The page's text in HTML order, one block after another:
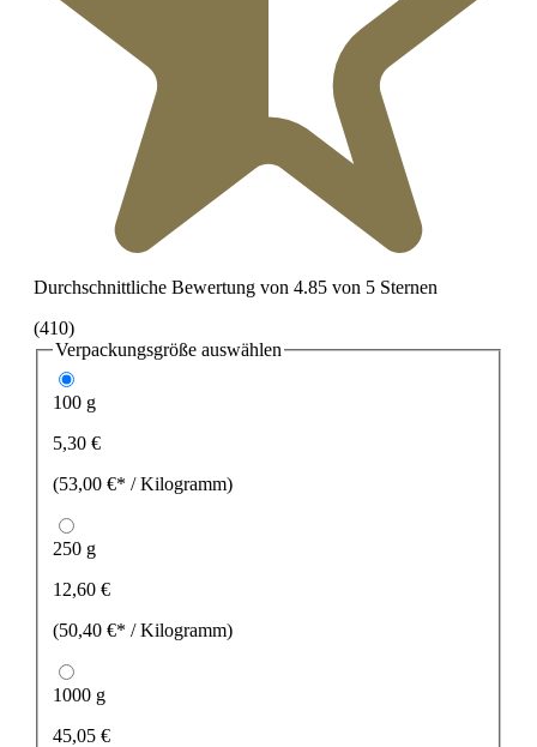
Durchschnittliche Bewertung von 4.85 von 5 Sternen
(410)
Verpackungsgröße auswählen
100 g
5,30 €
(53,00 €* / Kilogramm)
250 g
12,60 €
(50,40 €* / Kilogramm)
1000 g
45,05 €